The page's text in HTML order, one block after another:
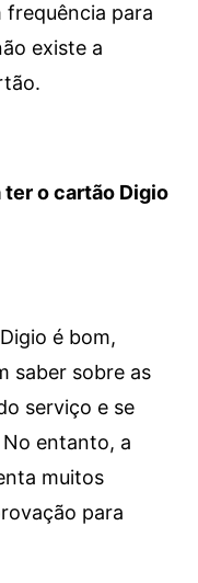
frequência para
existe a
ter o cartão Digio
é bom,
saber sobre as
serviço e se
entanto, a
muitos
para